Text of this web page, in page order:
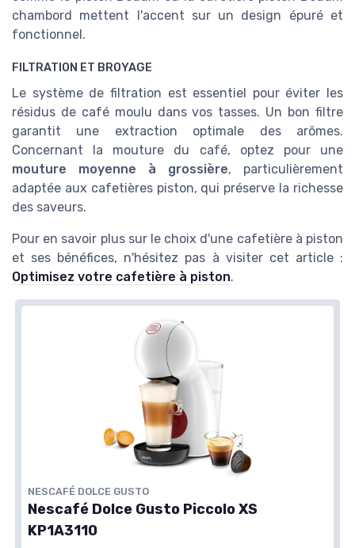
chambord mettent l'accent sur un design épuré et
fonctionnel.
FILTRATION ET BROYAGE
Le système de filtration est essentiel pour éviter les
résidus de café moulu dans vos tasses. Un bon filtre
garantit une extraction optimale des arômes.
Concernant la mouture du café, optez pour une
mouture moyenne à grossière, particulièrement
adaptée aux cafetières piston, qui préserve la richesse
des saveurs.
Pour en savoir plus sur le choix d'une cafetière à piston
et ses bénéfices, n'hésitez pas à visiter cet article :
Optimisez votre cafetière à piston.
NESCAFÉ DOLCE GUSTO
Nescafé Dolce Gusto Piccolo XS
KP1A3110